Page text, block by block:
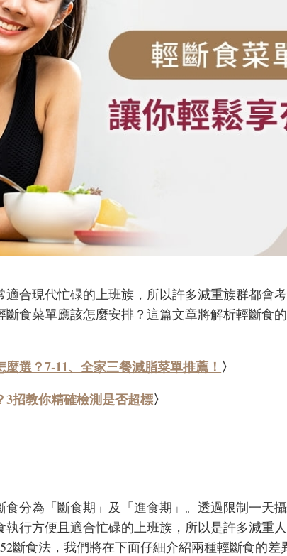
合現代忙碌的上班族，所以許多減重族群都會
食菜單應該怎麼安排？這篇文章將解析輕斷食
選？7-11、全家三餐減脂菜單推薦！ 〉
3招教你精確檢測是否超標〉
分為「斷食期」及「進食期」。透過限制一天
行方便且適合忙碌的上班族，所以是許多減重
斷食法，我們將在下面仔細介紹兩種輕斷食的差